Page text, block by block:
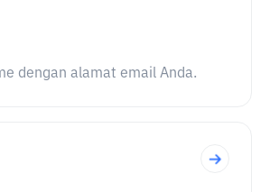
dengan alamat email Anda.